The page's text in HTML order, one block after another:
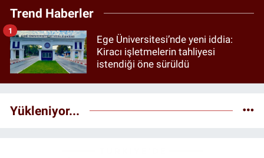
Trend Haberler
Ege Üniversitesi’nde yeni iddia:
Kiracı işletmelerin tahliyesi
istendiği öne sürüldü
1
Yükleniyor...